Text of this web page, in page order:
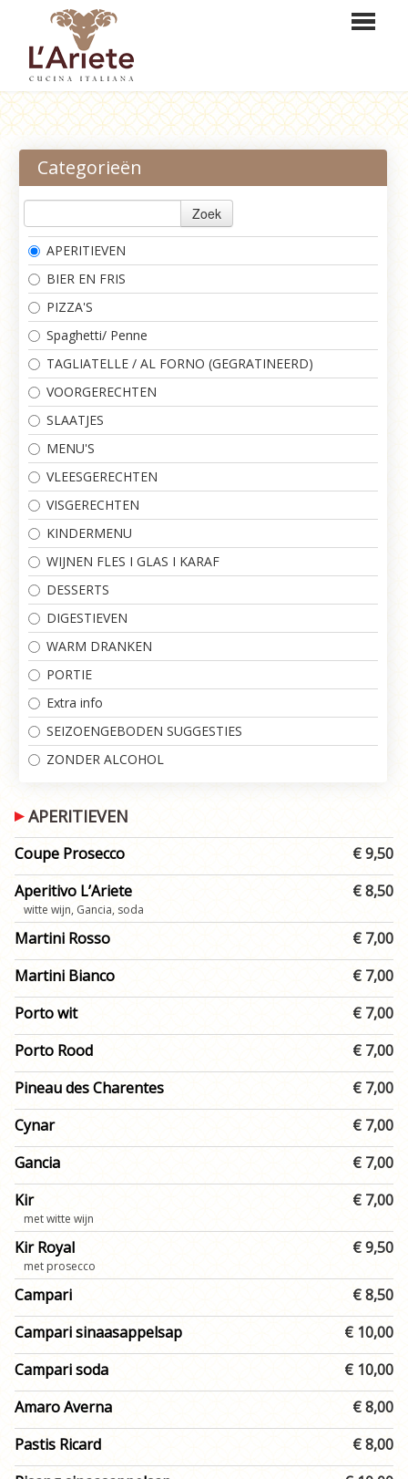
HOME
BESTELLEN
MENU
RESERVEREN
LOGIN
CONTACT
Categorieën
Zoek
APERITIEVEN
BIER EN FRIS
PIZZA'S
Spaghetti/ Penne
TAGLIATELLE / AL FORNO (GEGRATINEERD)
VOORGERECHTEN
SLAATJES
MENU'S
VLEESGERECHTEN
VISGERECHTEN
KINDERMENU
WIJNEN FLES I GLAS I KARAF
DESSERTS
DIGESTIEVEN
WARM DRANKEN
PORTIE
Extra info
SEIZOENGEBODEN SUGGESTIES
ZONDER ALCOHOL
APERITIEVEN
Coupe Prosecco
€ 9,50
Aperitivo L’Ariete
witte wijn, Gancia, soda
€ 8,50
Martini Rosso
€ 7,00
Martini Bianco
€ 7,00
Porto wit
€ 7,00
Porto Rood
€ 7,00
Pineau des Charentes
€ 7,00
Cynar
€ 7,00
Gancia
€ 7,00
Kir
met witte wijn
€ 7,00
Kir Royal
met prosecco
€ 9,50
Campari
€ 8,50
Campari sinaasappelsap
€ 10,00
Campari soda
€ 10,00
Amaro Averna
€ 8,00
Pastis Ricard
€ 8,00